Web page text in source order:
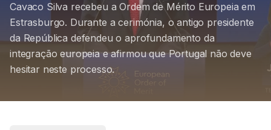
Cavaco Silva recebeu a Ordem de Mérito Europeia em
Estrasburgo. Durante a cerimónia, o antigo presidente
da República defendeu o aprofundamento da
integração europeia e afirmou que Portugal não deve
hesitar neste processo.